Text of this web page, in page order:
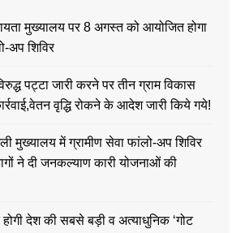
मुख्यालय पर 8 अगस्त को आयोजित होगा
अप शिविर
पट्टा जारी करने पर तीन ग्राम विकास
वृद्धि रोकने के आदेश जारी किये गये!
मुख्यालय में ग्रामीण सेवा फांलो-अप शिविर
ने दी जनकल्याण कारी योजनाओं की
होगी देश की सबसे बड़ी व अत्याधुनिक ‘गोट